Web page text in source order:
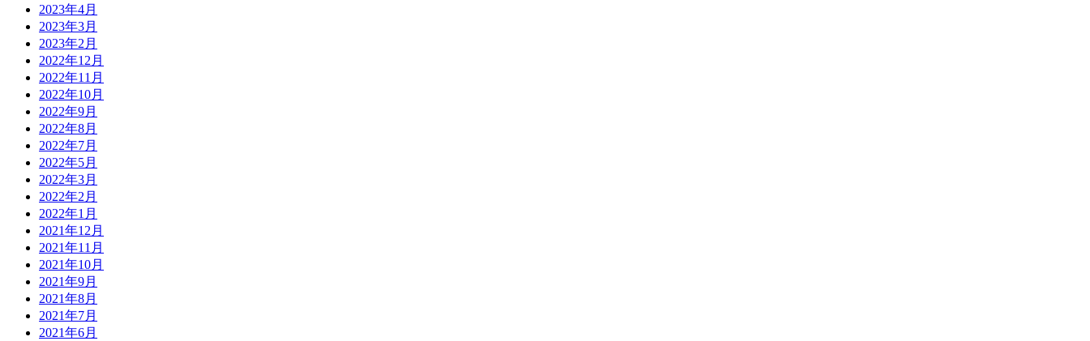
2023年4月
2023年3月
2023年2月
2022年12月
2022年11月
2022年10月
2022年9月
2022年8月
2022年7月
2022年5月
2022年3月
2022年2月
2022年1月
2021年12月
2021年11月
2021年10月
2021年9月
2021年8月
2021年7月
2021年6月